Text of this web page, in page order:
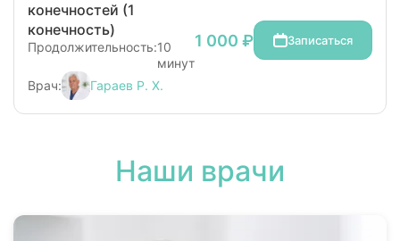
конечностей (1
конечность)
Продолжительность:10
минут
Врач:
Гараев Р. Х.
1 000 ₽ Записаться
Наши врачи